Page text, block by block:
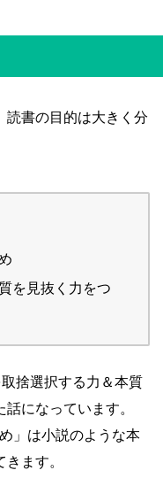
読書の目的は大きく分
を見抜く力をつ
捨選択する力＆本質
になっています。
」は小説のような本
ます。